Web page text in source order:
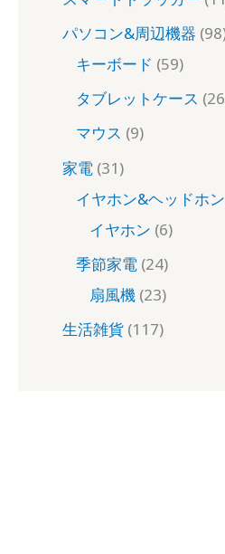
パソコン&周辺機器 98
キーボード 59
タブレットケース 26
マウス 9
家電 31
イヤホン&ヘッドホン
イヤホン 6
季節家電 24
扇風機 23
生活雑貨 117